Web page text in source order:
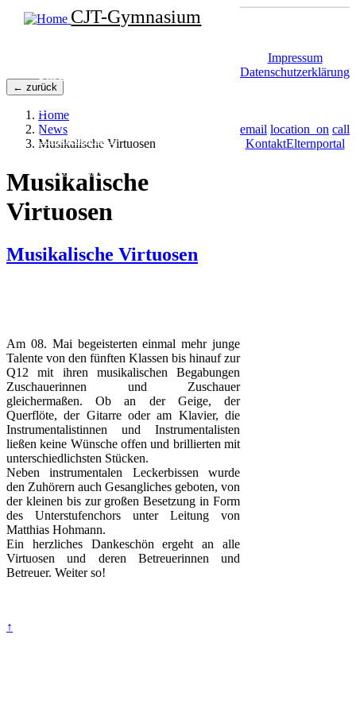
Direkt
zum
CJT-Gymnasium
Lernen am CJT
Unsere Stärken
← zurück
Home
News
Musikalische Virtuosen
Musikalische
Virtuosen
Musikalische Virtuosen
Textkörper
Am 08. Mai begeisterten einmal mehr junge
Talente von den fünften Klassen bis hinauf zur
Q12 mit ihren musikalischen Begabungen
Zuschauerinnen und Zuschauer
gleichermaßen. Ob an der Geige, der
Querflöte, der Gitarre oder am Klavier, die
Instrumentalistinnen und Instrumentalisten
ließen keine Wünsche offen und brillierten mit
unterschiedlichsten Stücken.
Neben instrumentalen Leckerbissen wurde
den Zuhörern auch Gesangliches geboten, von
der kleinen bis zur großen Besetzung in Form
des Unterstufenchors unter Leitung von
Matthias Hohmann.
Ein herzliches Dankeschön ergeht an alle
Virtuosen und deren Betreuerinnen und
Betreuer. Weiter so!
↑
Impressum
Datenschutzerklärung
email location_on call
KontaktElternportal